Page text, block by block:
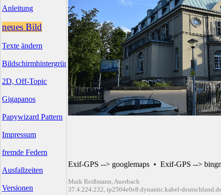
Anleitung
neues Bild
Texte ändern
Bildschirmhintergründe
2D, Off-Topic
Gigapanos
Papywizard Pattern
Impressum
fremde Federn
Ausfallzeiten
Versionen
Exif-GPS --> googlemaps • Exif-GPS -->
Maik Reißmann, Auerbach
37.4.224.232, ip2504e0e8.dynamic.kabel-